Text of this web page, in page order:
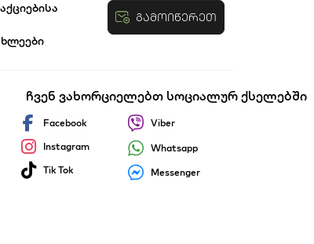
გამოიწერეთ
ჩვენ ვახორციელებთ სოციალურ ქსელებში
Facebook
Instagram
Tik Tok
Viber
Whatsapp
Messenger